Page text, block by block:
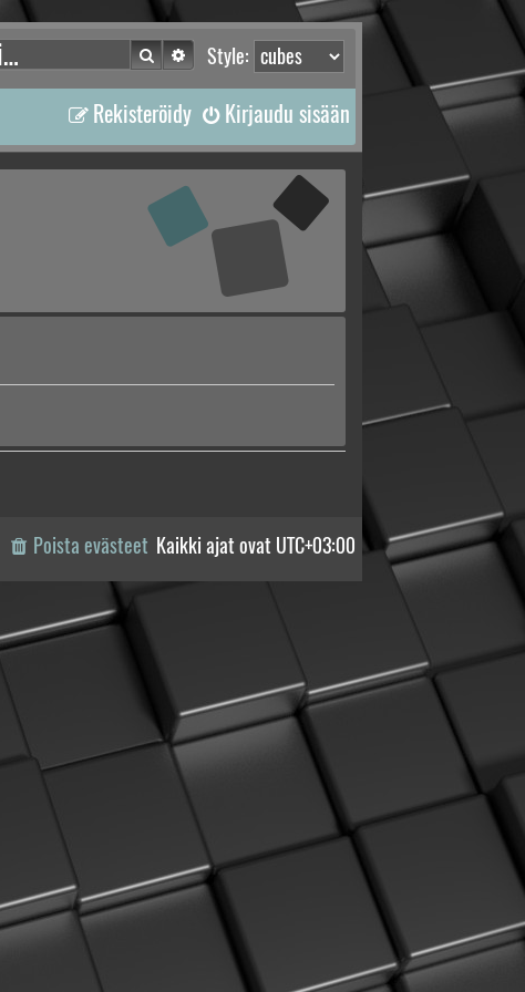
Style:
Etsi Tarkennettu haku
Kirjaudu sisään
Rekisteröidy
Kaikki ajat ovat UTC+03:00
Poista evästeet